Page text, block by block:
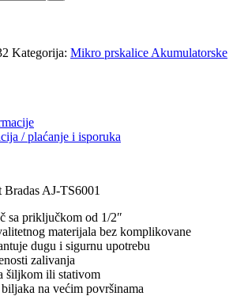
Kategorija: Mikro prskalice Akumulatorske
/ plaćanje i isporuka
Bradas AJ-TS6001
sa priključkom od 1/2″
materijala bez komplikovane
dugu i sigurnu upotrebu
zalivanja
šiljkom ili stativom
na većim površinama